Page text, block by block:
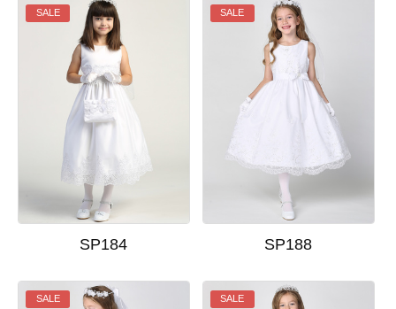
SALE
SP184
SALE
SP188
SALE SALE